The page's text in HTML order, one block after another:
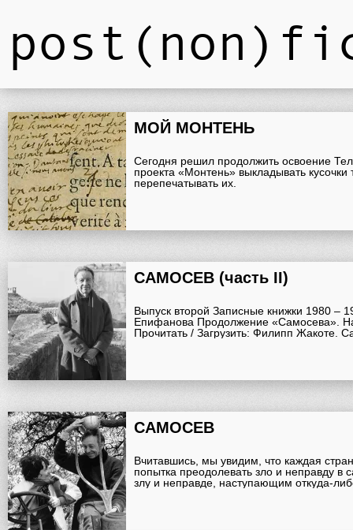
МОЙ МОНТЕНЬ
Сегодня решил продолжить освоение
проекта «Монтень» выкладывать кусочки
перепечатывать их.
САМОСЕВ (часть II)
Выпуск второй Записные книжки 1980 –
Епифанова Продолжение «Самосева».
Прочитать / Загрузить: Филипп Жакоте.
САМОСЕВ
Вчитавшись, мы увидим, что каждая
попытка преодолевать зло и неправду в
злу и неправде, наступающим откуда-